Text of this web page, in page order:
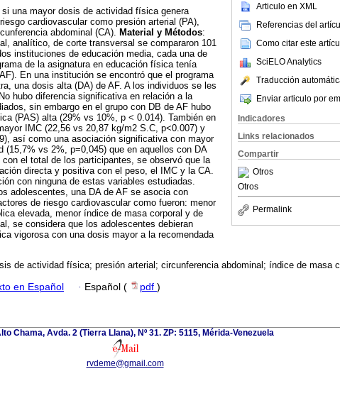
Articulo en XML
Referencias del
Como citar este
SciELO Analytics
Traducción
Enviar articulo por
Indicadores
Links relacionados
Compartir
Otros
Otros
Permalink
una mayor dosis de actividad física genera
cardiovascular como presión arterial (PA),
abdominal (CA). Material y Métodos:
analítico, de corte transversal se compararon 101
instituciones de educación media, cada una de
de la asignatura en educación física tenía
En una institución se encontró que el programa
una dosis alta (DA) de AF. A los individuos se les
hubo diferencia significativa en relación a la
sin embargo en el grupo con DB de AF hubo
(PAS) alta (29% vs 10%, p < 0.014). También en
IMC (22,56 vs 20,87 kg/m2 S.C, p<0.007) y
así como una asociación significativa con mayor
(15,7% vs 2%, p=0,045) que en aquellos con DA
el total de los participantes, se observó que la
directa y positiva con el peso, el IMC y la CA.
con ninguna de estas variables estudiadas.
adolescentes, una DA de AF se asocia con
de riesgo cardiovascular como fueron: menor
elevada, menor índice de masa corporal y de
se considera que los adolescentes debieran
vigorosa con una dosis mayor a la recomendada
de actividad física; presión arterial; circunferencia abdominal; índice de masa
en Español · Español ( pdf )
Chama, Avda. 2 (Tierra Llana), Nº 31. ZP: 5115, Mérida-Venezuela
rvdeme@gmail.com